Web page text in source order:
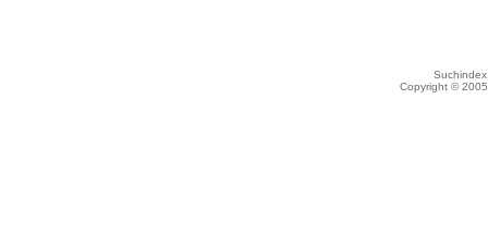
Copyright ©